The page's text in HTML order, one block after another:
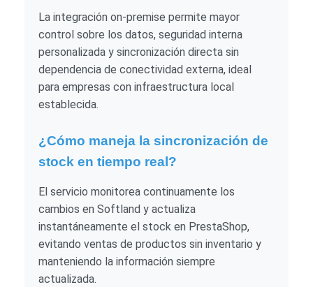
La integración on-premise permite mayor
control sobre los datos, seguridad interna
personalizada y sincronización directa sin
dependencia de conectividad externa, ideal
para empresas con infraestructura local
establecida.
¿Cómo maneja la sincronización de
stock en tiempo real?
El servicio monitorea continuamente los
cambios en Softland y actualiza
instantáneamente el stock en PrestaShop,
evitando ventas de productos sin inventario y
manteniendo la información siempre
actualizada.